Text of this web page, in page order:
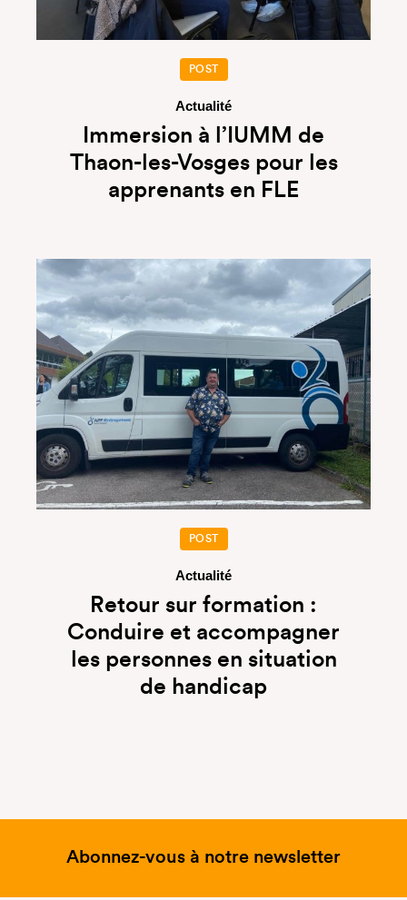
POST
Actualité
Immersion à l’IUMM de
Thaon-les-Vosges pour les
apprenants en FLE
POST
Actualité
Retour sur formation :
Conduire et accompagner
les personnes en situation
de handicap
Abonnez-vous à notre newsletter